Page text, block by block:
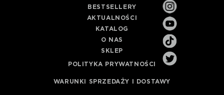
BESTSELLERY
AKTUALNOŚCI
KATALOG
O NAS
SKLEP
POLITYKA PRYWATNOŚCI
WARUNKI SPRZEDAŻY I DOSTAWY